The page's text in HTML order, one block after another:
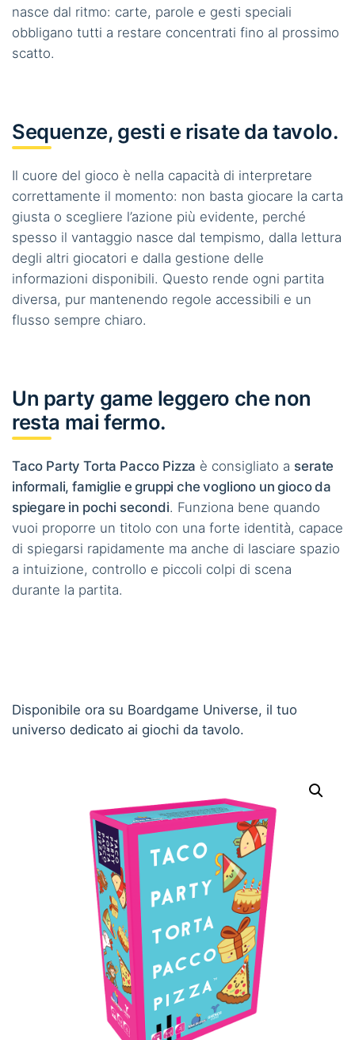
nasce dal ritmo: carte, parole e gesti speciali
obbligano tutti a restare concentrati fino al prossimo
scatto.
Sequenze, gesti e risate da tavolo.
Il cuore del gioco è nella capacità di interpretare
correttamente il momento: non basta giocare la carta
giusta o scegliere l’azione più evidente, perché
spesso il vantaggio nasce dal tempismo, dalla lettura
degli altri giocatori e dalla gestione delle
informazioni disponibili. Questo rende ogni partita
diversa, pur mantenendo regole accessibili e un
flusso sempre chiaro.
Un party game leggero che non
resta mai fermo.
Taco Party Torta Pacco Pizza è consigliato a serate
informali, famiglie e gruppi che vogliono un gioco da
spiegare in pochi secondi. Funziona bene quando
vuoi proporre un titolo con una forte identità, capace
di spiegarsi rapidamente ma anche di lasciare spazio
a intuizione, controllo e piccoli colpi di scena
durante la partita.
Disponibile ora su Boardgame Universe, il tuo
universo dedicato ai giochi da tavolo.